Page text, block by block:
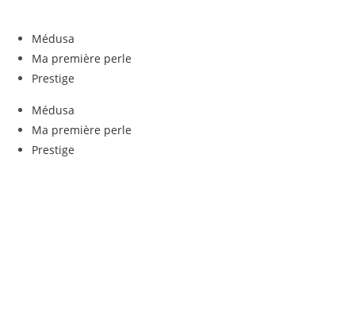
Médusa
Ma première perle
Prestige
Médusa
Ma première perle
Prestige